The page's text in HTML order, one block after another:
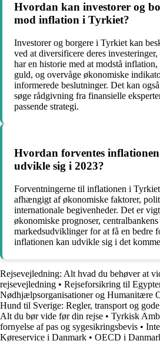
Hvordan kan investorer og
mod inflation i Tyrkiet?
Investorer og borgere i Tyrkiet kan
ved at diversificere deres
har en historie med at modstå
guld, og overvåge økonomiske
informerede beslutninger. Det kan
søge rådgivning fra finansielle
passende strategi.
Hvordan forventes
udvikle sig i 2023?
Forventningerne til inflationen i
afhængigt af økonomiske faktorer,
internationale begivenheder. Det er
økonomiske prognoser,
markedsudviklinger for at få en bedre
inflationen kan udvikle sig i det
Rejsevejledning: Alt hvad du behøver at
rejsevejledning • Rejseforsikring til
Nødhjælpsorganisationer og Humanitære
Hund til Sverige: Regler, transport og
Alt du bør vide før din rejse • Tyrkisk
fornyelse af pas og sygesikringsbevis •
Køreservice i Danmark • OECD i